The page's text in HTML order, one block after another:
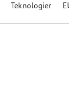
Teknologier